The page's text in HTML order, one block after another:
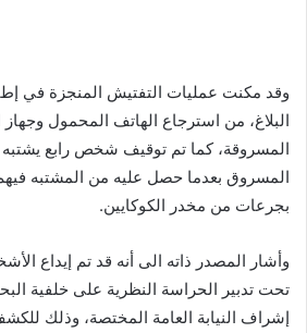
وقد مكنت عمليات التفتيش المنجزة في
البلاغ، من استرجاع الهاتف المحمول
المسروقة، كما تم توقيف شخص رابع يشتبه
المسروق بعدما حصل عليه من المشتبه
بجرعات من مخدر الكوكايين.
وأشار المصدر ذاته الى أنه قد تم إيداع
تحت تدبير الحراسة النظرية على خلفية
إشراف النيابة العامة المختصة، وذلك